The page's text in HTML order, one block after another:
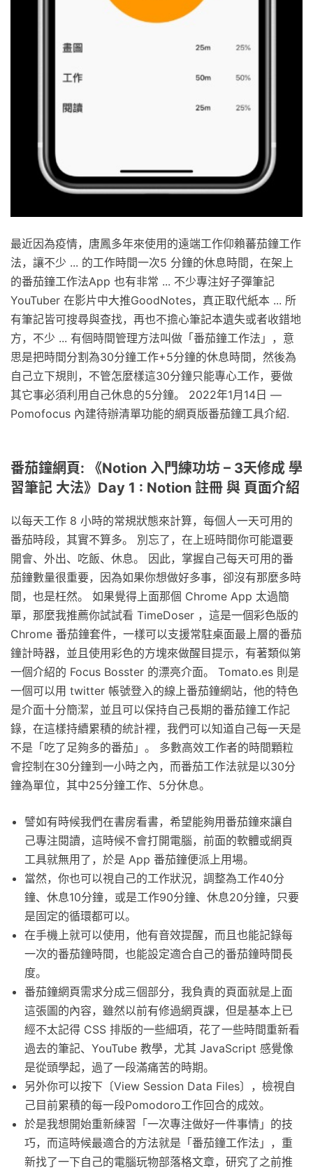
最近因為疫情，唐鳳多年來使用的遠端工作仰賴蕃茄鐘工作
法，讓不少 ... 的工作時間一次5 分鐘的休息時間，在架上
的番茄鐘工作法App 也有非常 ... 不少專注好子彈筆記
YouTuber 在影片中大推GoodNotes，真正取代紙本 ... 所
有筆記皆可搜尋與查找，再也不擔心筆記本遺失或者收錯地
方，不少 ... 有個時間管理方法叫做「番茄鐘工作法」，意
思是把時間分割為30分鐘工作+5分鐘的休息時間，然後為
自己立下規則，不管怎麼樣這30分鐘只能專心工作，要做
其它事必須利用自己休息的5分鐘。 2022年1月14日 —
Pomofocus 內建待辦清單功能的網頁版番茄鐘工具介紹.
番茄鐘網頁: 《Notion 入門練功坊 – 3天修成 學
習筆記 大法》Day 1 : Notion 註冊 與 頁面介紹
以每天工作 8 小時的常規狀態來計算，每個人一天可用的
番茄時段，其實不算多。 別忘了，在上班時間你可能還要
開會、外出、吃飯、休息。 因此，掌握自己每天可用的番
茄鐘數量很重要，因為如果你想做好多事，卻沒有那麼多時
間，也是枉然。 如果覺得上面那個 Chrome App 太過簡
單，那麼我推薦你試試看 TimeDoser ，這是一個彩色版的
Chrome 番茄鐘套件，一樣可以支援常駐桌面最上層的番茄
鐘計時器，並且使用彩色的方塊來做醒目提示，有著類似第
一個介紹的 Focus Bosster 的漂亮介面。 Tomato.es 則是
一個可以用 twitter 帳號登入的線上番茄鐘網站，他的特色
是介面十分簡潔，並且可以保持自己長期的番茄鐘工作記
錄，在這樣持續累積的統計裡，我們可以知道自己每一天是
不是「吃了足夠多的番茄」。 多數高效工作者的時間顆粒
會控制在30分鐘到一小時之內，而番茄工作法就是以30分
鐘為單位，其中25分鐘工作、5分休息。
譬如有時候我們在書房看書，希望能夠用番茄鐘來讓自
己專注閱讀，這時候不會打開電腦，前面的軟體或網頁
工具就無用了，於是 App 番茄鐘便派上用場。
當然，你也可以視自己的工作狀況，調整為工作40分
鐘、休息10分鐘，或是工作90分鐘、休息20分鐘，只要
是固定的循環都可以。
在手機上就可以使用，他有音效提醒，而且也能記錄每
一次的番茄鐘時間，也能設定適合自己的番茄鐘時間長
度。
番茄鐘網頁需求分成三個部分，我負責的頁面就是上面
這張圖的內容，雖然以前有修過網頁課，但是基本上已
經不太記得 CSS 排版的一些細項，花了一些時間重新看
過去的筆記、YouTube 教學，尤其 JavaScript 感覺像
是從頭學起，過了一段滿痛苦的時期。
另外你可以按下〔View Session Data Files〕，檢視自
己目前累積的每一段Pomodoro工作回合的成效。
於是我想開始重新練習「一次專注做好一件事情」的技
巧，而這時候最適合的方法就是「番茄鐘工作法」，重
新找了一下自己的電腦玩物部落格文章，研究了之前推